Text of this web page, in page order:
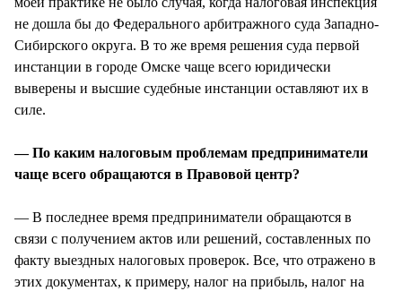
не дошла бы до Федерального арбитражного суда Западно-
Сибирского округа. В то же время решения суда первой
инстанции в городе Омске чаще всего юридически
выверены и высшие судебные инстанции оставляют их в
силе.
— По каким налоговым проблемам предприниматели
чаще всего обращаются в Правовой центр?
— В последнее время предприниматели обращаются в
связи с получением актов или решений, составленных по
факту выездных налоговых проверок. Все, что отражено в
этих документах, к примеру, налог на прибыль, налог на